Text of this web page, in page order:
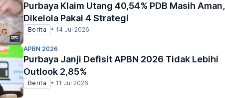
Purbaya Klaim Utang 40,54% PDB Masih Aman,
Dikelola Pakai 4 Strategi
Berita • 14 Jul 2026
APBN 2026
Purbaya Janji Defisit APBN 2026 Tidak Lebihi
Outlook 2,85%
Berita • 11 Jul 2026